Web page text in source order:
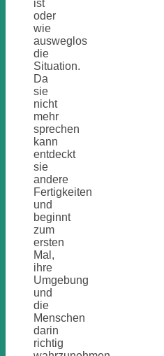
ist
oder
wie
ausweglos
die
Situation.
Da
sie
nicht
mehr
sprechen
kann
entdeckt
sie
andere
Fertigkeiten
und
beginnt
zum
ersten
Mal,
ihre
Umgebung
und
die
Menschen
darin
richtig